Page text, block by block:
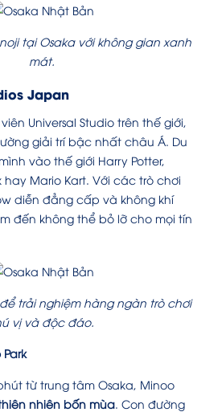
tại Osaka với không gian xanh
mát.
Japan
Universal Studio trên thế giới,
giải trí bậc nhất châu Á. Du
vào thế giới Harry Potter,
hay Mario Kart. Với các trò chơi
diễn đẳng cấp và không khí
đến không thể bỏ lỡ cho mọi tín
để trải nghiệm hàng ngàn trò chơi
vị và độc đáo.
từ trung tâm Osaka, Minoo
nhiên bốn mùa . Con đường